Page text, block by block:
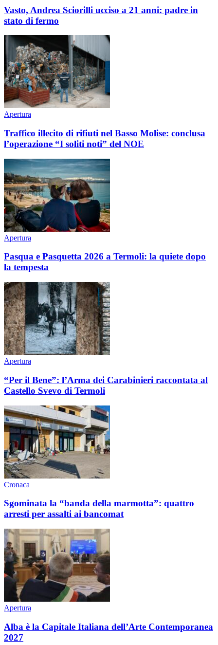
Vasto, Andrea Sciorilli ucciso a 21 anni: padre in
stato di fermo
Apertura
Traffico illecito di rifiuti nel Basso Molise: conclusa
l’operazione “I soliti noti” del NOE
Apertura
Pasqua e Pasquetta 2026 a Termoli: la quiete dopo
la tempesta
Apertura
“Per il Bene”: l’Arma dei Carabinieri raccontata al
Castello Svevo di Termoli
Cronaca
Sgominata la “banda della marmotta”: quattro
arresti per assalti ai bancomat
Apertura
Alba è la Capitale Italiana dell’Arte Contemporanea
2027